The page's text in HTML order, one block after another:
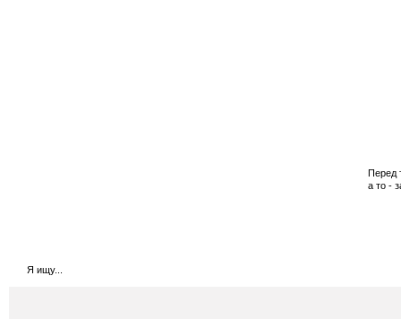
Перед
а то -